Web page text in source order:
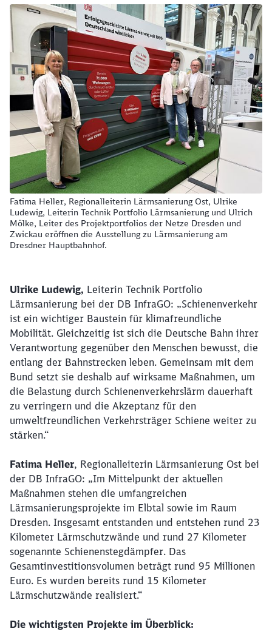
Fatima Heller, Regionalleiterin Lärmsanierung Ost, Ulrike
Ludewig, Leiterin Technik Portfolio Lärmsanierung und Ulrich
Mölke, Leiter des Projektportfolios der Netze Dresden und
Zwickau eröffnen die Ausstellung zu Lärmsanierung am
Dresdner Hauptbahnhof.
Ulrike Ludewig, Leiterin Technik Portfolio
Lärmsanierung bei der DB InfraGO: „Schienenverkehr
ist ein wichtiger Baustein für klimafreundliche
Mobilität. Gleichzeitig ist sich die Deutsche Bahn ihrer
Verantwortung gegenüber den Menschen bewusst, die
entlang der Bahnstrecken leben. Gemeinsam mit dem
Bund setzt sie deshalb auf wirksame Maßnahmen, um
die Belastung durch Schienenverkehrslärm dauerhaft
zu verringern und die Akzeptanz für den
umweltfreundlichen Verkehrsträger Schiene weiter zu
stärken.“
Fatima Heller, Regionalleiterin Lärmsanierung Ost bei
der DB InfraGO: „Im Mittelpunkt der aktuellen
Maßnahmen stehen die umfangreichen
Lärmsanierungsprojekte im Elbtal sowie im Raum
Dresden. Insgesamt entstanden und entstehen rund 23
Kilometer Lärmschutzwände und rund 27 Kilometer
sogenannte Schienenstegdämpfer. Das
Gesamtinvestitionsvolumen beträgt rund 95 Millionen
Euro. Es wurden bereits rund 15 Kilometer
Lärmschutzwände realisiert.“
Die wichtigsten Projekte im Überblick: